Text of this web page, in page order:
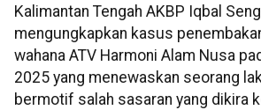
Kalimantan Tengah AKBP Iqbal
mengungkapkan kasus
wahana ATV Harmoni Alam Nusa
2025 yang menewaskan seorang
bermotif salah sasaran yang dikira